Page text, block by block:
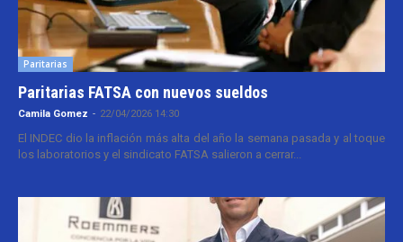
Paritarias
Paritarias FATSA con nuevos sueldos
Camila Gomez - 22/04/2026 14:30
El INDEC dio la inflación más alta del año la semana pasada y al toque
los laboratorios y el sindicato FATSA salieron a cerrar...